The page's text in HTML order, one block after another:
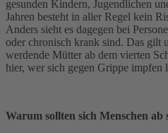
gesunden Kindern, Jugendlichen
Jahren besteht in aller Regel kein
Anders sieht es dagegen bei
oder chronisch krank sind. Das gilt
werdende Mütter ab dem vierten
hier, wer sich gegen Grippe impfen
Warum sollten sich Menschen ab